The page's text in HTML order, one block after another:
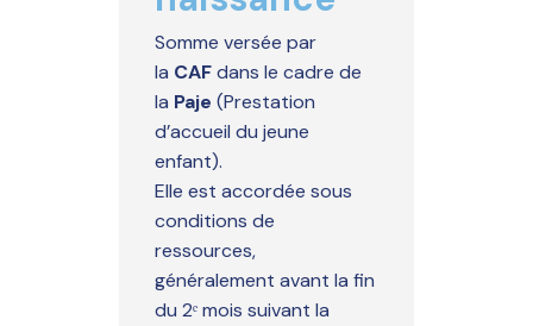
Somme versée par
la CAFdans le cadre de
la Paje (Prestation
d’accueil du jeune
enfant).
Elle est accordée sous
conditions de
ressources,
généralement avant la fin
du 2ᵉ mois suivant la